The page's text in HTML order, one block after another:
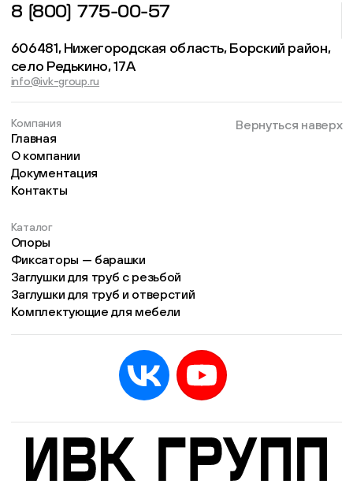
8 (800) 775-00-57
606481, Нижегородская область, Борский район,
село Редькино, 17А
info@ivk-group.ru
Компания
Главная
О компании
Документация
Контакты
Каталог
Опоры
Фиксаторы — барашки
Заглушки для труб с резьбой
Заглушки для труб и отверстий
Комплектующие для мебели
Вернуться наверх